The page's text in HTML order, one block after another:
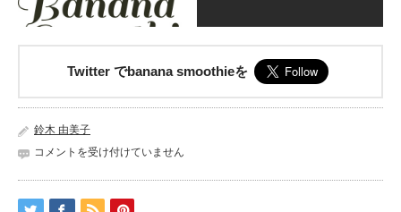
Twitter でbanana smoothieを
鈴木 由美子
グ
ク
コメントを受け付けていません